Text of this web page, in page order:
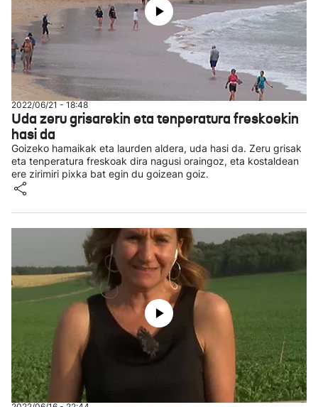
2022/06/21 - 18:48
Uda zeru grisarekin eta tenperatura freskoekin
hasi da
Goizeko hamaikak eta laurden aldera, uda hasi da. Zeru grisak
eta tenperatura freskoak dira nagusi oraingoz, eta kostaldean
ere zirimiri pixka bat egin du goizean goiz.